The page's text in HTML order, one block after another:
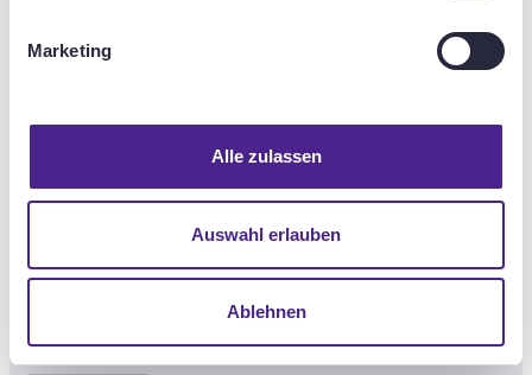
Marketing
Alle zulassen
Auswahl erlauben
Ablehnen
&